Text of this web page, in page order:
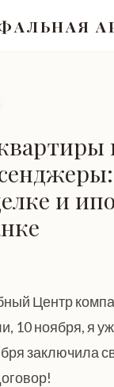
и
Центр
10 ноября, я
заключила